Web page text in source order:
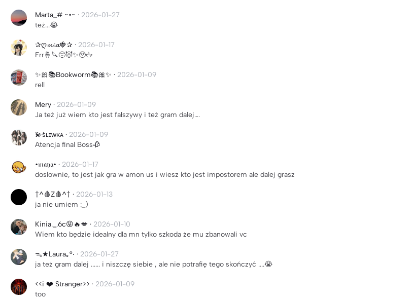
Marta_# ~•~ · 2026-01-27
też...😭
✰ღ𝓶𝓲𝓪🍓✰ · 2026-01-17
Frr🤞🔪😔😈✨️🥹🖕
✨🎀📚Bookworm📚🎀✨ · 2026-01-09
rell
Mery · 2026-01-09
Ja też już wiem kto jest fałszywy i też gram dalej….
💫śʟɪᴡᴋᴀ · 2026-01-09
Atencja final Boss🥀
•𝔪𝔞𝔶𝔞• · 2026-01-17
doslownie, to jest jak gra w amon us i wiesz kto jest impostorem ale dalej grasz
†^🩸Z🩸^† · 2026-01-13
ja nie umiem :_)
Kinia._.6c😝🔥💋 · 2026-01-10
Wiem kto będzie idealny dla mn tylko szkoda że mu zbanowali vc
ᯓ★Laura｡°‧ · 2026-01-27
ja też gram dalej ...... i niszczę siebie , ale nie potrafię tego skończyć ....😭
<<i ❤️ Stranger>> · 2026-01-09
too